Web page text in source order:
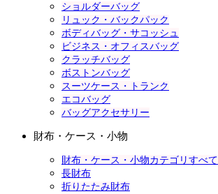
ショルダーバッグ
リュック・バックパック
ボディバッグ・サコッシュ
ビジネス・オフィスバッグ
クラッチバッグ
ボストンバッグ
スーツケース・トランク
エコバッグ
バッグアクセサリー
財布・ケース・小物
財布・ケース・小物カテゴリすべて
長財布
折りたたみ財布